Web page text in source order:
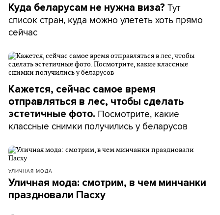
Куда беларусам не нужна виза? Тут
список стран, куда можно улететь хоть прямо
сейчас
Кажется, сейчас самое время
отправляться в лес, чтобы сделать
эстетичные фото. Посмотрите, какие
классные снимки получились у беларусов
УЛИЧНАЯ МОДА
Уличная мода: смотрим, в чем минчанки
праздновали Пасху